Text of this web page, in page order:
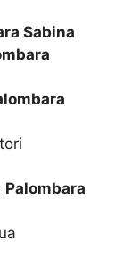
Sabina
Palombara